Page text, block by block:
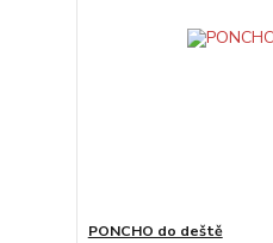
PONCHO do deště